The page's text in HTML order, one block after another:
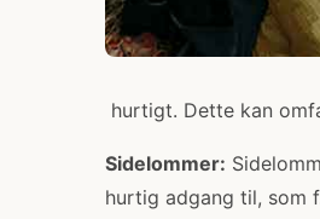
hurtigt. Dette kan
Sidelommer:
hurtig adgang til, som